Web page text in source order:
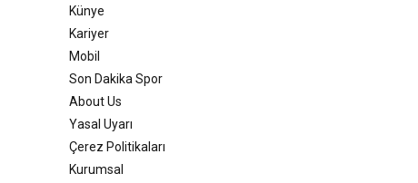
Künye
Kariyer
Mobil
Son Dakika Spor
About Us
Yasal Uyarı
Çerez Politikaları
Kurumsal